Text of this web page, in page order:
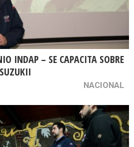
INDAP – SE CAPACITA SOBRE
NACIONAL